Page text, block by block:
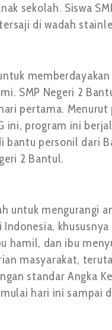
sekolah. Siswa
di wadah
SMP Negeri 2
pertama.
ini, program ini
bantu personil dari
2 Bantul.
untuk mengurangi
hamil, dan ibu
masyarakat,
standar Angka
hari ini sampai